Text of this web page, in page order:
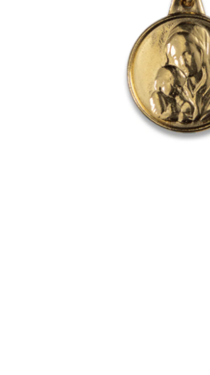
MÉDAILLES JÉSUS
MÉDAILLE SAINTS
MÉDAILLES ENFANTS
EX-VOTOS ET COEURS SACRÉS
BOUGIES ET CIERGES
CUSTODES ET PYXIDES